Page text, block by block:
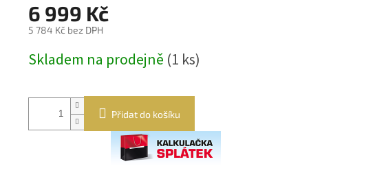
6 999 Kč
5 784 Kč bez DPH
cena:
Skladem na prodejně (1 ks)
Přidat do košíku